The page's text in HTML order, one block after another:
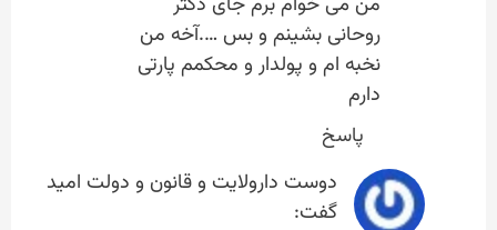
روحانی بشینم و بس ….آخه من
نخبه ام و پولدار و محکمم پارتی
دارم
پاسخ
دوست دارولایت و قانون و دولت امید
گفت: